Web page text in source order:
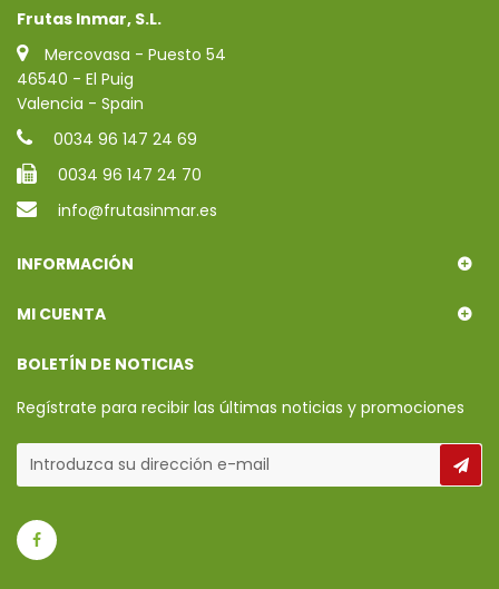
Frutas Inmar, S.L.
Mercovasa - Puesto 54
46540 - El Puig
Valencia - Spain
0034 96 147 24 69
0034 96 147 24 70
info@frutasinmar.es
INFORMACIÓN
MI CUENTA
BOLETÍN DE NOTICIAS
Regístrate para recibir las últimas noticias y promociones